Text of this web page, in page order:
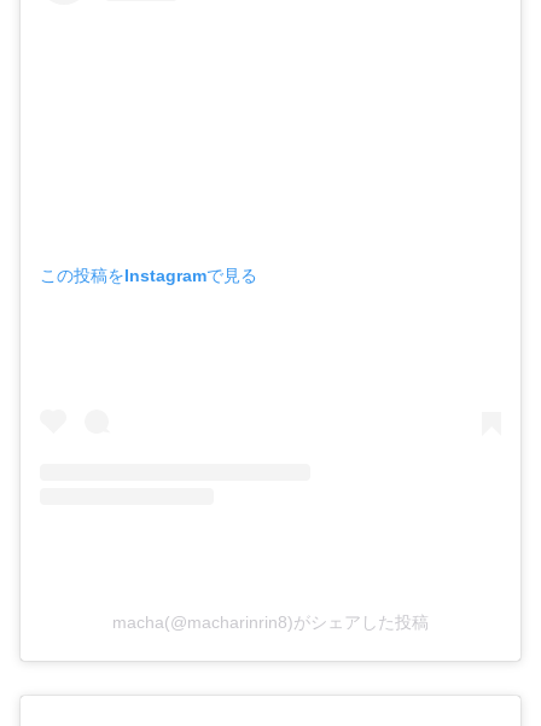
この投稿をInstagramで見る
macha(@macharinrin8)がシェアした投稿